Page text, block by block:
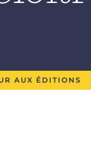
AUX ÉDITIONS